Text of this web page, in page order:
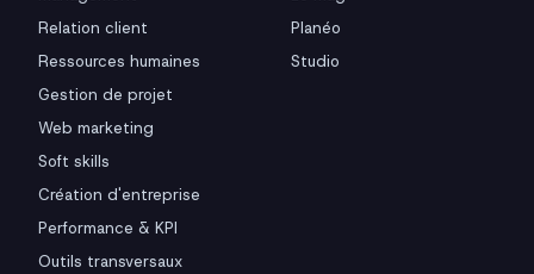
Relation client
Ressources humaines
Gestion de projet
Web marketing
Soft skills
Création d'entreprise
Performance & KPI
Outils transversaux
Planéo
Studio